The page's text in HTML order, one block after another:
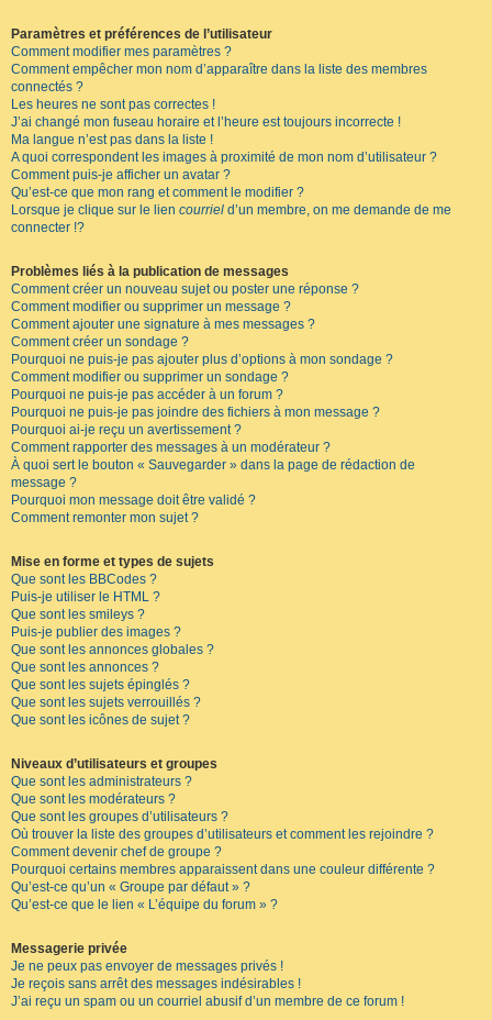
Paramètres et préférences de l’utilisateur
Comment modifier mes paramètres ?
Comment empêcher mon nom d’apparaître dans la liste des membres
connectés ?
Les heures ne sont pas correctes !
J’ai changé mon fuseau horaire et l’heure est toujours incorrecte !
Ma langue n’est pas dans la liste !
A quoi correspondent les images à proximité de mon nom d’utilisateur ?
Comment puis-je afficher un avatar ?
Qu’est-ce que mon rang et comment le modifier ?
Lorsque je clique sur le lien courriel d’un membre, on me demande de me
connecter !?
Problèmes liés à la publication de messages
Comment créer un nouveau sujet ou poster une réponse ?
Comment modifier ou supprimer un message ?
Comment ajouter une signature à mes messages ?
Comment créer un sondage ?
Pourquoi ne puis-je pas ajouter plus d’options à mon sondage ?
Comment modifier ou supprimer un sondage ?
Pourquoi ne puis-je pas accéder à un forum ?
Pourquoi ne puis-je pas joindre des fichiers à mon message ?
Pourquoi ai-je reçu un avertissement ?
Comment rapporter des messages à un modérateur ?
À quoi sert le bouton « Sauvegarder » dans la page de rédaction de
message ?
Pourquoi mon message doit être validé ?
Comment remonter mon sujet ?
Mise en forme et types de sujets
Que sont les BBCodes ?
Puis-je utiliser le HTML ?
Que sont les smileys ?
Puis-je publier des images ?
Que sont les annonces globales ?
Que sont les annonces ?
Que sont les sujets épinglés ?
Que sont les sujets verrouillés ?
Que sont les icônes de sujet ?
Niveaux d’utilisateurs et groupes
Que sont les administrateurs ?
Que sont les modérateurs ?
Que sont les groupes d’utilisateurs ?
Où trouver la liste des groupes d’utilisateurs et comment les rejoindre ?
Comment devenir chef de groupe ?
Pourquoi certains membres apparaissent dans une couleur différente ?
Qu’est-ce qu’un « Groupe par défaut » ?
Qu’est-ce que le lien « L’équipe du forum » ?
Messagerie privée
Je ne peux pas envoyer de messages privés !
Je reçois sans arrêt des messages indésirables !
J’ai reçu un spam ou un courriel abusif d’un membre de ce forum !